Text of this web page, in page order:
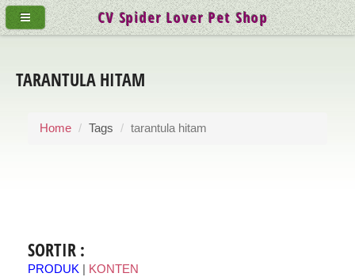
TARANTULA HITAM
Home Tags tarantula hitam
SORTIR :
PRODUK KONTEN
CV Spider Lover Pet Shop